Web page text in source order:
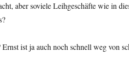
aber soviele Leihgeschäfte wie in
Ernst ist ja auch noch schnell weg von